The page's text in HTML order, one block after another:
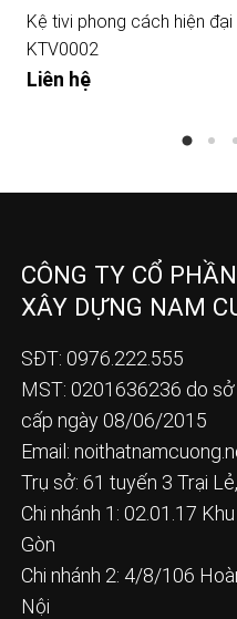
Kệ tivi phong cách hiện đại
KTV0002
Liên hệ
CÔNG TY CỔ
XÂY DỰNG NAM
SĐT: 0976.222.555
MST: 0201636236 do
cấp ngày 08/06/2015
Email:
Trụ sở: 61 tuyến 3 Trại
Chi nhánh 1: 02.01.17
Gòn
Chi nhánh 2: 4/8/106
Nội